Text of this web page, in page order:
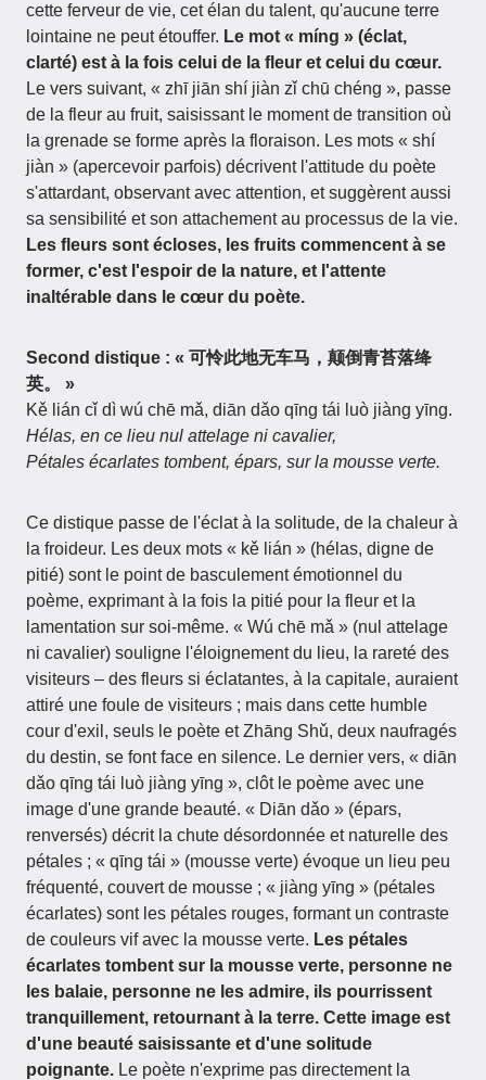
cette ferveur de vie, cet élan du talent, qu'aucune terre
lointaine ne peut étouffer. Le mot « míng » (éclat,
clarté) est à la fois celui de la fleur et celui du cœur.
Le vers suivant, « zhī jiān shí jiàn zǐ chū chéng », passe
de la fleur au fruit, saisissant le moment de transition où
la grenade se forme après la floraison. Les mots « shí
jiàn » (apercevoir parfois) décrivent l'attitude du poète
s'attardant, observant avec attention, et suggèrent aussi
sa sensibilité et son attachement au processus de la vie.
Les fleurs sont écloses, les fruits commencent à se
former, c'est l'espoir de la nature, et l'attente
inaltérable dans le cœur du poète.
Second distique : « 可怜此地无车马，颠倒青苔落绛
英。 »
Kě lián cǐ dì wú chē mǎ, diān dǎo qīng tái luò jiàng yīng.
Hélas, en ce lieu nul attelage ni cavalier,
Pétales écarlates tombent, épars, sur la mousse verte.
Ce distique passe de l'éclat à la solitude, de la chaleur à
la froideur. Les deux mots « kě lián » (hélas, digne de
pitié) sont le point de basculement émotionnel du
poème, exprimant à la fois la pitié pour la fleur et la
lamentation sur soi-même. « Wú chē mǎ » (nul attelage
ni cavalier) souligne l'éloignement du lieu, la rareté des
visiteurs – des fleurs si éclatantes, à la capitale, auraient
attiré une foule de visiteurs ; mais dans cette humble
cour d'exil, seuls le poète et Zhāng Shǔ, deux naufragés
du destin, se font face en silence. Le dernier vers, « diān
dǎo qīng tái luò jiàng yīng », clôt le poème avec une
image d'une grande beauté. « Diān dǎo » (épars,
renversés) décrit la chute désordonnée et naturelle des
pétales ; « qīng tái » (mousse verte) évoque un lieu peu
fréquenté, couvert de mousse ; « jiàng yīng » (pétales
écarlates) sont les pétales rouges, formant un contraste
de couleurs vif avec la mousse verte. Les pétales
écarlates tombent sur la mousse verte, personne ne
les balaie, personne ne les admire, ils pourrissent
tranquillement, retournant à la terre. Cette image est
d'une beauté saisissante et d'une solitude
poignante. Le poète n'exprime pas directement la